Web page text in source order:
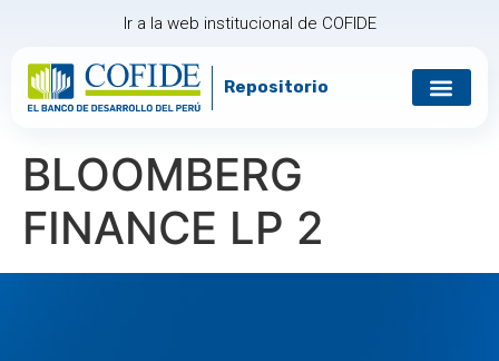
Ir a la web institucional de COFIDE
Repositorio
BLOOMBERG
FINANCE LP 2